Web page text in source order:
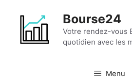
contenu
Bourse24
Votre rendez-vous
quotidien avec les
Menu